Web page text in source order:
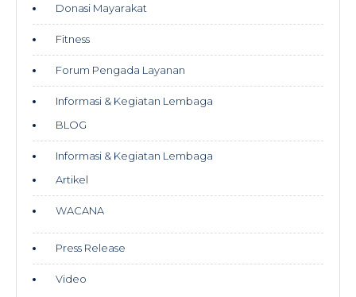
Donasi Mayarakat
Fitness
Forum Pengada Layanan
Informasi & Kegiatan Lembaga
BLOG
Informasi & Kegiatan Lembaga
Artikel
WACANA
Press Release
Video